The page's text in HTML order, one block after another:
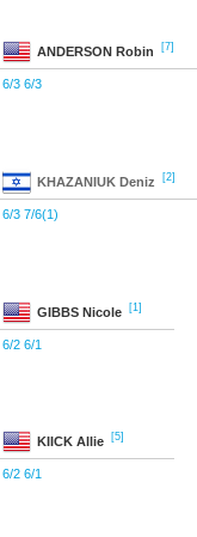
ANDERSON Robin [7]
6/3 6/3
KHAZANIUK Deniz [2]
6/3 7/6(1)
GIBBS Nicole [1]
6/2 6/1
KIICK Allie [5]
6/2 6/1